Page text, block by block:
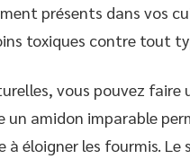
présents dans vos
toxiques contre tout
vous pouvez faire
un amidon imparable
à éloigner les fourmis.